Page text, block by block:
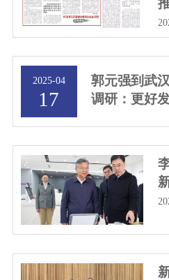
2025-04
17
郭元强到武
调研：更好